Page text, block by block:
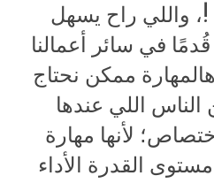
!، واللي راح يسهل
في سائر أعمالنا
ممكن نحتاج
اللي عندها
لأنها مهارة
القدرة الأداء